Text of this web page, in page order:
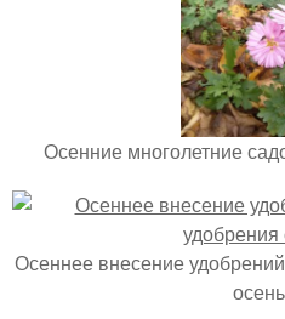
Осенние многолетние
Осеннее внесение